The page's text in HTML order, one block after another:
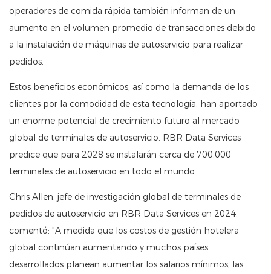
operadores de comida rápida también informan de un
aumento en el volumen promedio de transacciones debido
a la instalación de máquinas de autoservicio para realizar
pedidos.
Estos beneficios económicos, así como la demanda de los
clientes por la comodidad de esta tecnología, han aportado
un enorme potencial de crecimiento futuro al mercado
global de terminales de autoservicio. RBR Data Services
predice que para 2028 se instalarán cerca de 700.000
terminales de autoservicio en todo el mundo.
Chris Allen, jefe de investigación global de terminales de
pedidos de autoservicio en RBR Data Services en 2024,
comentó: "A medida que los costos de gestión hotelera
global continúan aumentando y muchos países
desarrollados planean aumentar los salarios mínimos, las